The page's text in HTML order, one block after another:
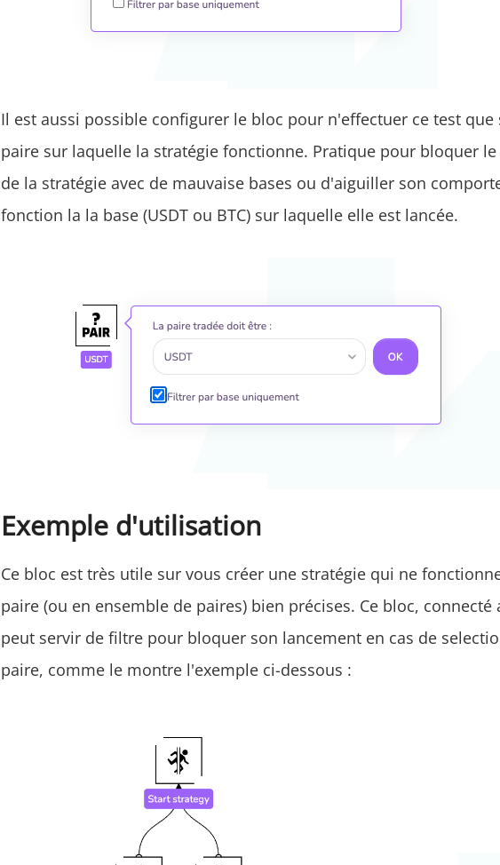
Il est aussi possible configurer le bloc pour n'effectuer ce test que
paire sur laquelle la stratégie fonctionne. Pratique pour bloquer
de la stratégie avec de mauvaise bases ou d'aiguiller son
fonction la la base (USDT ou BTC) sur laquelle elle est lancée.
Exemple d'utilisation
Ce bloc est très utile sur vous créer une stratégie qui ne
paire (ou en ensemble de paires) bien précises. Ce bloc, connecté
peut servir de filtre pour bloquer son lancement en cas de
paire, comme le montre l'exemple ci-dessous :